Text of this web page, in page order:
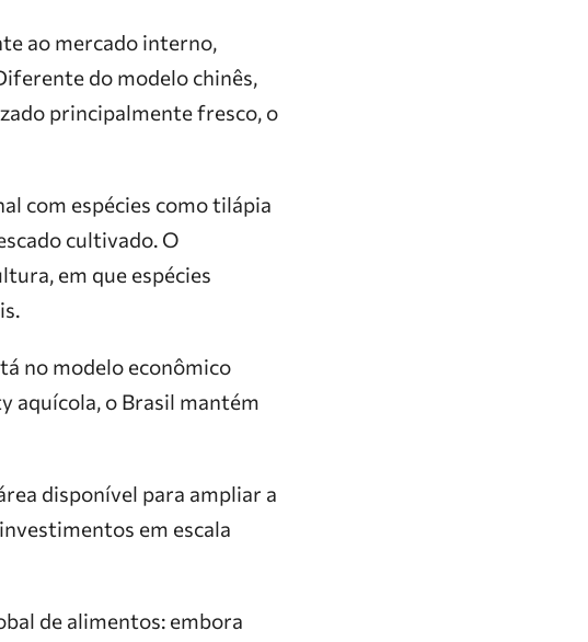
ao mercado interno,
do modelo chinês,
principalmente fresco, o
com espécies como tilápia
cultivado. O
em que espécies
no modelo econômico
aquícola, o Brasil mantém
disponível para ampliar a
em escala
de alimentos: embora